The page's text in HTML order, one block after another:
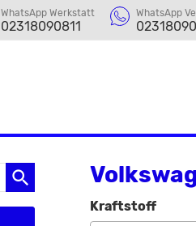
WhatsApp Werkstatt
02318090811
WhatsApp
Kraftstoff